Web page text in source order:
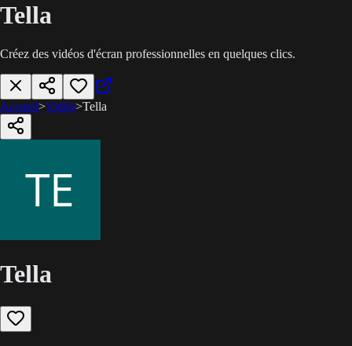
Tella
Créez des vidéos d'écran professionnelles en quelques clics.
Accueil>Vidéo>Tella
Tella